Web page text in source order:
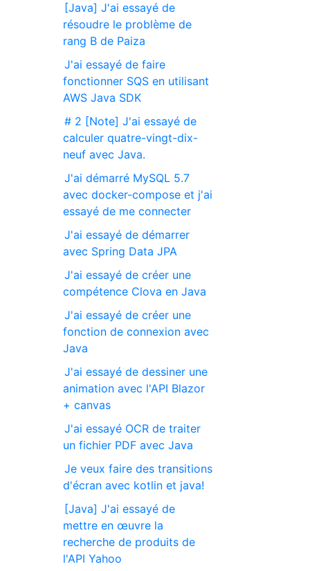
[Java] J'ai essayé de
résoudre le problème de
rang B de Paiza
J'ai essayé de faire
fonctionner SQS en utilisant
AWS Java SDK
# 2 [Note] J'ai essayé de
calculer quatre-vingt-dix-
neuf avec Java.
J'ai démarré MySQL 5.7
avec docker-compose et j'ai
essayé de me connecter
J'ai essayé de démarrer
avec Spring Data JPA
J'ai essayé de créer une
compétence Clova en Java
J'ai essayé de créer une
fonction de connexion avec
Java
J'ai essayé de dessiner une
animation avec l'API Blazor
+ canvas
J'ai essayé OCR de traiter
un fichier PDF avec Java
Je veux faire des transitions
d'écran avec kotlin et java!
[Java] J'ai essayé de
mettre en œuvre la
recherche de produits de
l'API Yahoo